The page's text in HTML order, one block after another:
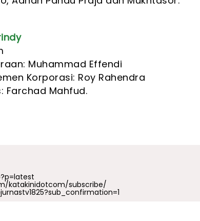
Muhammad Effendi
Korporasi: Roy Rahendra
Farchad Mahfud.
katakinidotcom/subscribe/